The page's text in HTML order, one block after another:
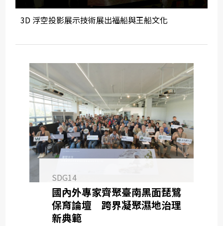
3D 浮空投影展示技術展出福船與王船文化
SDG14
國內外專家齊聚臺南黑面琵鷺
保育論壇 跨界凝聚濕地治理
新典範